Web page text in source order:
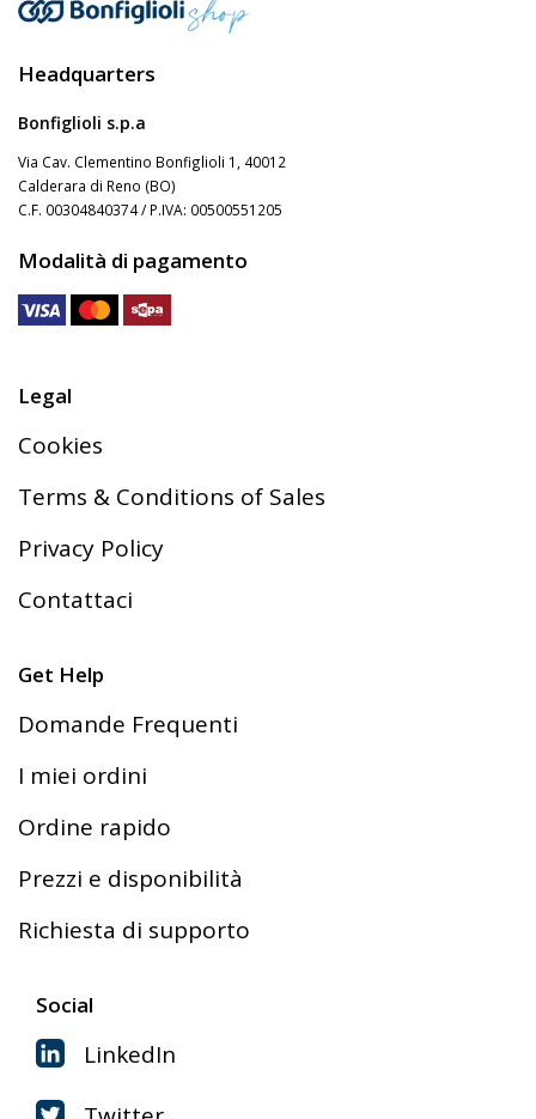
Headquarters
Bonfiglioli s.p.a
Via Cav. Clementino Bonfiglioli 1, 40012
Calderara di Reno (BO)
C.F. 00304840374 / P.IVA: 00500551205
Modalità di pagamento
Legal
Cookies
Terms & Conditions of Sales
Privacy Policy
Contattaci
Get Help
Domande Frequenti
I miei ordini
Ordine rapido
Prezzi e disponibilità
Richiesta di supporto
Social
LinkedIn